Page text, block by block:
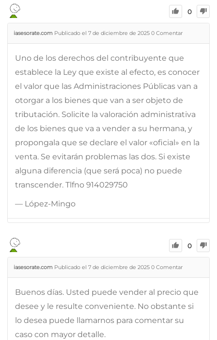
0
iasesorate.com Publicado el 7 de diciembre de 2025 0 Comentar
Uno de los derechos del contribuyente que
establece la Ley que existe al efecto, es conocer
el valor que las Administraciones Públicas van a
otorgar a los bienes que van a ser objeto de
tributación. Solicite la valoración administrativa
de los bienes que va a vender a su hermana, y
propongala que se declare el valor «oficial» en la
venta. Se evitarán problemas las dos. Si existe
alguna diferencia (que será poca) no puede
transcender. Tlfno 914029750
— López-Mingo
0
iasesorate.com Publicado el 7 de diciembre de 2025 0 Comentar
Buenos días. Usted puede vender al precio que
desee y le resulte conveniente. No obstante si
lo desea puede llamarnos para comentar su
caso con mayor detalle.